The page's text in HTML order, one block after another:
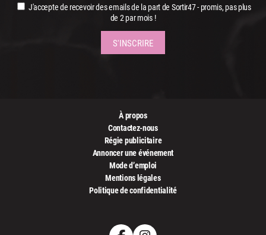
J'accepte de recevoir des emails de la part de Sortir47 - promis, pas plus
de 2 par mois !
À propos
Contactez-nous
Régie publicitaire
Annoncer une événement
Mode d’emploi
Mentions légales
Politique de confidentialité